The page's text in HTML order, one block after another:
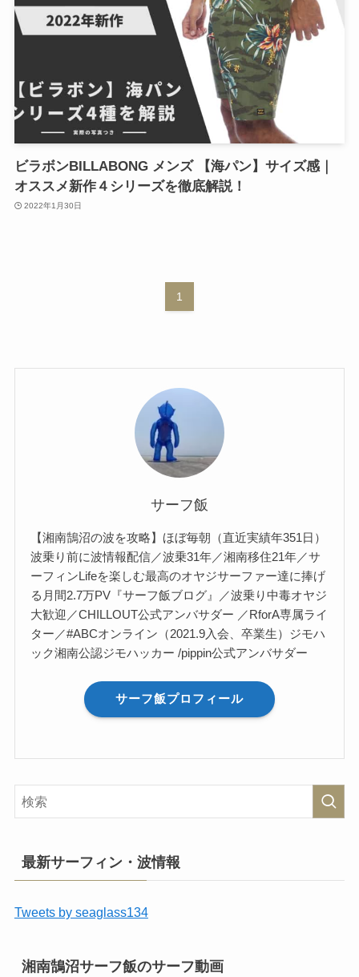
ビラボンBILLABONG メンズ 【海パン】サイズ感｜
オススメ新作４シリーズを徹底解説！
2022年1月30日
1
サーフ飯
【湘南鵠沼の波を攻略】ほぼ毎朝（直近実績年351日）
波乗り前に波情報配信／波乗31年／湘南移住21年／サ
ーフィンLifeを楽しむ最高のオヤジサーファー達に捧げ
る月間2.7万PV『サーフ飯ブログ』／波乗り中毒オヤジ
大歓迎／CHILLOUT公式アンバサダー ／RforA専属ライ
ター／#ABCオンライン（2021.9入会、卒業生）ジモハ
ック湘南公認ジモハッカー /pippin公式アンバサダー
サーフ飯プロフィール
最新サーフィン・波情報
Tweets by seaglass134
湘南鵠沼サーフ飯のサーフ動画